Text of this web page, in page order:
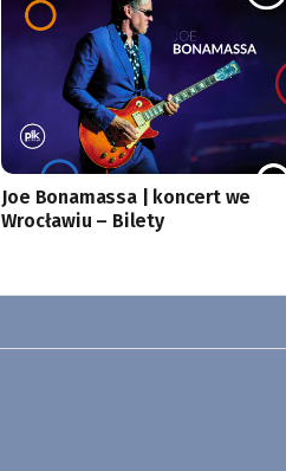
Joe Bonamassa | koncert we
Wrocławiu – Bilety